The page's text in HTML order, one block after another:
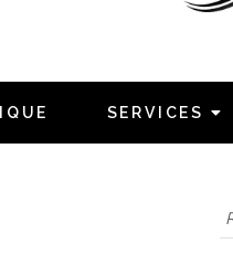
SERVICES